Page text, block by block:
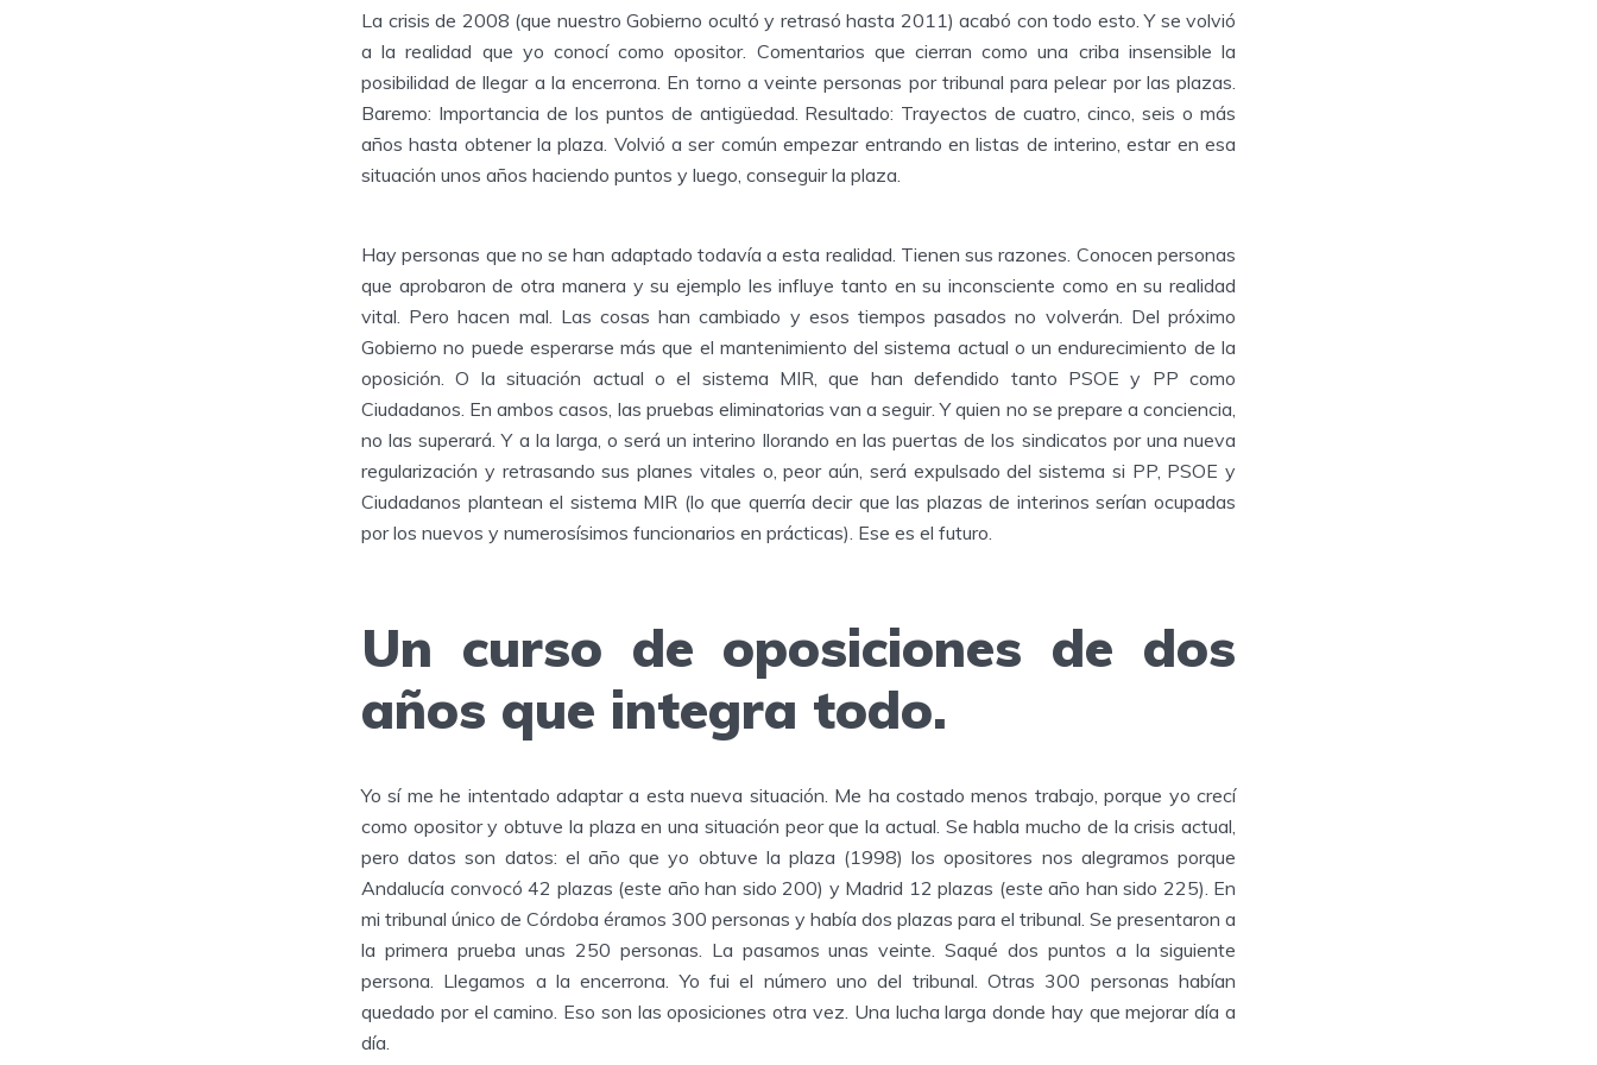
La crisis de 2008 (que nuestro Gobierno ocultó y retrasó hasta 2011) acabó con todo esto. Y se volvió
a la realidad que yo conocí como opositor. Comentarios que cierran como una criba insensible la
posibilidad de llegar a la encerrona. En torno a veinte personas por tribunal para pelear por las plazas.
Baremo: Importancia de los puntos de antigüedad. Resultado: Trayectos de cuatro, cinco, seis o más
años hasta obtener la plaza. Volvió a ser común empezar entrando en listas de interino, estar en esa
situación unos años haciendo puntos y luego, conseguir la plaza.
Hay personas que no se han adaptado todavía a esta realidad. Tienen sus razones. Conocen personas
que aprobaron de otra manera y su ejemplo les influye tanto en su inconsciente como en su realidad
vital. Pero hacen mal. Las cosas han cambiado y esos tiempos pasados no volverán. Del próximo
Gobierno no puede esperarse más que el mantenimiento del sistema actual o un endurecimiento de la
oposición. O la situación actual o el sistema MIR, que han defendido tanto PSOE y PP como
Ciudadanos. En ambos casos, las pruebas eliminatorias van a seguir. Y quien no se prepare a conciencia,
no las superará. Y a la larga, o será un interino llorando en las puertas de los sindicatos por una nueva
regularización y retrasando sus planes vitales o, peor aún, será expulsado del sistema si PP, PSOE y
Ciudadanos plantean el sistema MIR (lo que querría decir que las plazas de interinos serían ocupadas
por los nuevos y numerosísimos funcionarios en prácticas). Ese es el futuro.
Un curso de oposiciones de dos
años que integra todo.
Yo sí me he intentado adaptar a esta nueva situación. Me ha costado menos trabajo, porque yo crecí
como opositor y obtuve la plaza en una situación peor que la actual. Se habla mucho de la crisis actual,
pero datos son datos: el año que yo obtuve la plaza (1998) los opositores nos alegramos porque
Andalucía convocó 42 plazas (este año han sido 200) y Madrid 12 plazas (este año han sido 225). En
mi tribunal único de Córdoba éramos 300 personas y había dos plazas para el tribunal. Se presentaron a
la primera prueba unas 250 personas. La pasamos unas veinte. Saqué dos puntos a la siguiente
persona. Llegamos a la encerrona. Yo fui el número uno del tribunal. Otras 300 personas habían
quedado por el camino. Eso son las oposiciones otra vez. Una lucha larga donde hay que mejorar día a
día.